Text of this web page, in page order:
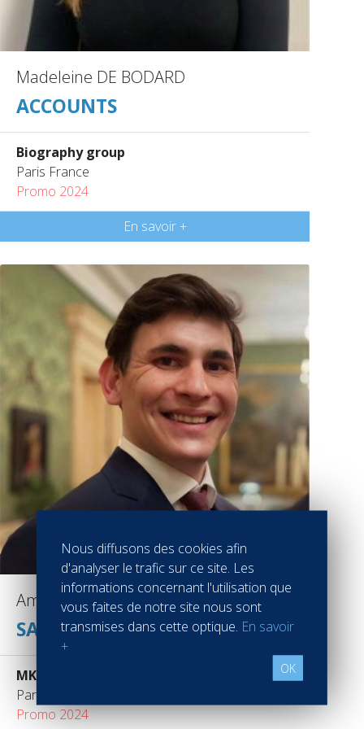
Madeleine DE BODARD
ACCOUNTS
Biography group
Paris France
Promo 2024
En savoir +
Amaury DE LANGLADE
SALES
MKG Consulting
Paris France
Promo 2024
Nous diffusons des cookies afin
d'analyser le trafic sur ce site. Les
informations concernant l'utilisation que
vous faites de notre site nous sont
transmises dans cette optique. En savoir
+
OK